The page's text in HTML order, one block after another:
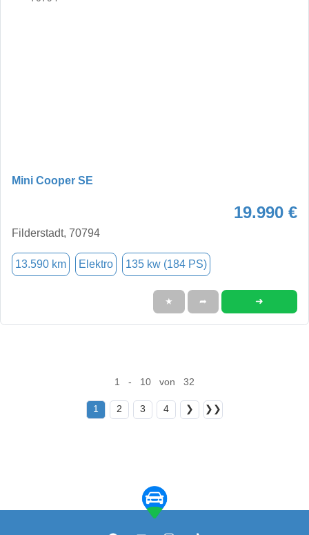
Mini Cooper SE
19.990 €
Filderstadt, 70794
13.590 km Elektro 135 kw (184 PS)
★ ➦ ➜
1 - 10 von 32
1 2 3 4 ❯ ❯❯